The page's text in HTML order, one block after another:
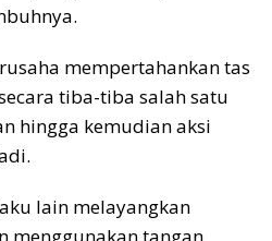
mempertahankan tas
tiba-tiba salah satu
hingga kemudian aksi
lain melayangkan
menggunakan tangan